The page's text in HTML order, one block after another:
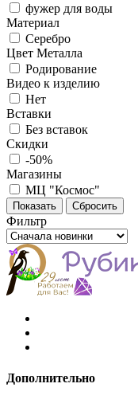
фужер для воды
Материал
Серебро
Цвет Металла
Родирование
Видео к изделию
Нет
Вставки
Без вставок
Скидки
-50%
Магазины
МЦ "Космос"
Фильтр
Дополнительно